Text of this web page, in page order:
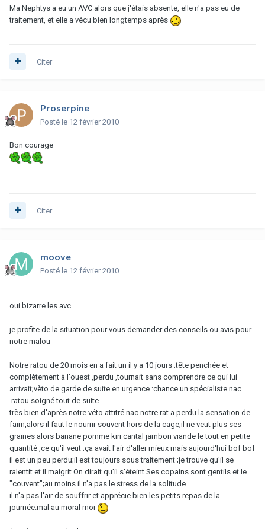
Ma Nephtys a eu un AVC alors que j'étais absente, elle n'a pas eu de
traitement, et elle a vécu bien longtemps après
Citer
Proserpine
Posté le 12 février 2010
Bon courage
Citer
moove
Posté le 12 février 2010
oui bizarre les avc
je profite de la situation pour vous demander des conseils ou avis pour
notre malou
Notre ratou de 20 mois en a fait un il y a 10 jours ;tête penchée et
complètement à l'ouest ,perdu ,tournait sans comprendre ce qui lui
arrivait;vèto de garde de suite en urgence :chance un spécialiste nac
.ratou soigné tout de suite
très bien d'après notre véto attitré nac.notre rat a perdu la sensation de
faim,alors il faut le nourrir souvent hors de la cage;il ne veut plus ses
graines alors banane pomme kiri cantal jambon viande le tout en petite
quantité ,ce qu'il veut ;ça avait l'air d'aller mieux mais aujourd'hui bof bof
il est un peu perdu;il est toujours sous traitement ;je trouve qu'il se
ralentit et il maigrit.On dirait qu'il s'éteint.Ses copains sont gentils et le
"couvent";au moins il n'a pas le stress de la solitude.
il n'a pas l'air de souffrir et apprécie bien les petits repas de la
journée.mal au moral moi